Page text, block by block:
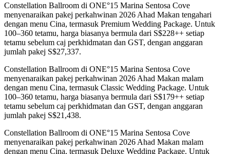
Constellation Ballroom di ONE°15 Marina Sentosa Cove
menyenaraikan pakej perkahwinan 2026 Ahad Makan tengahari
dengan menu Cina, termasuk Premium Wedding Package. Untuk
100–360 tetamu, harga biasanya bermula dari S$228++ setiap
tetamu sebelum caj perkhidmatan dan GST, dengan anggaran
jumlah pakej S$27,337.
Constellation Ballroom di ONE°15 Marina Sentosa Cove
menyenaraikan pakej perkahwinan 2026 Ahad Makan malam
dengan menu Cina, termasuk Classic Wedding Package. Untuk
100–360 tetamu, harga biasanya bermula dari S$179++ setiap
tetamu sebelum caj perkhidmatan dan GST, dengan anggaran
jumlah pakej S$21,438.
Constellation Ballroom di ONE°15 Marina Sentosa Cove
menyenaraikan pakej perkahwinan 2026 Ahad Makan malam
dengan menu Cina, termasuk Deluxe Wedding Package. Untuk